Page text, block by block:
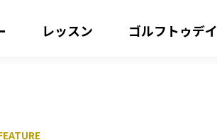
レッスン ゴルフトゥデイ